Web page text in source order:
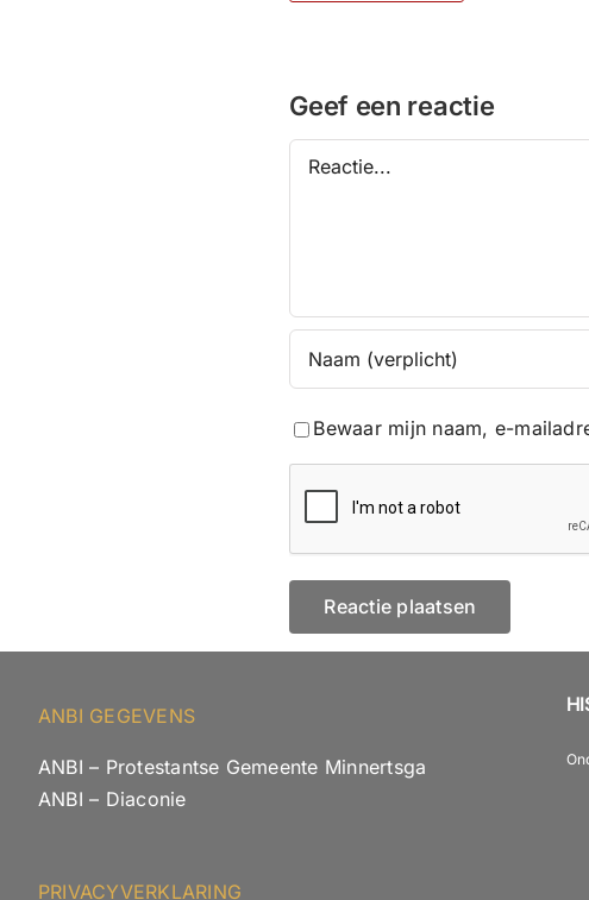
Geef een reactie
Reactie
Bewaar mijn naam, e-
ANBI GEGEVENS
ANBI – Protestantse Gemeente Minnertsga
ANBI – Diaconie
PRIVACYVERKLARING